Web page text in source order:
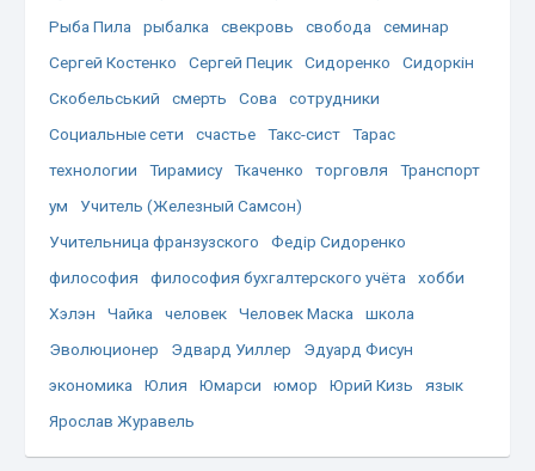
Рыба Пила
рыбалка свекровь свобода
семинар
Сергей Костенко
Сергей Пецик Сидоренко
Сидоркін
Скобельський
смерть Сова
сотрудники
Социальные сети
счастье Такс-сист
Тарас
технологии
Тирамису Ткаченко торговля
Транспорт
ум
Учитель (Железный Самсон)
Учительница франзузского
Федір Сидоренко
философия
философия бухгалтерского учёта
хобби
Хэлэн
Чайка человек Человек Маска
школа
Эволюционер
Эдвард Уиллер
Эдуард Фисун
экономика
Юлия Юмарси юмор Юрий Кизь
язык
Ярослав Журавель